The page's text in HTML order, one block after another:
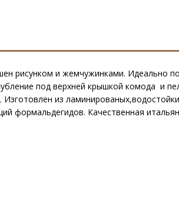
рисунком и жемчужинками. Идеально
под верхней крышкой комода и
из
формальдегидов. Качественная